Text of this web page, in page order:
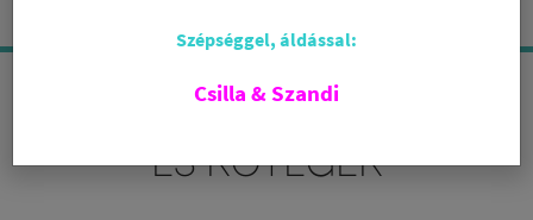
FEHÉR ZSÁLYA FÜSTÖLŐK
ÉS KÖTEGEK
Szépséggel, áldással:
Csilla & Szandi